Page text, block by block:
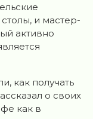
и мастер-
активно
как получать
о своих
как в